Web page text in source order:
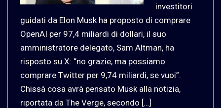
investitori
guidati da Elon Musk ha proposto di comprare
OpenAI per 97,4 miliardi di dollari, il suo
amministratore delegato, Sam Altman, ha
risposto su X: “no grazie, ma possiamo
comprare Twitter per 9,74 miliardi, se vuoi”.
Chissà cosa avrà pensato Musk alla notizia,
riportata da The Verge, secondo […]